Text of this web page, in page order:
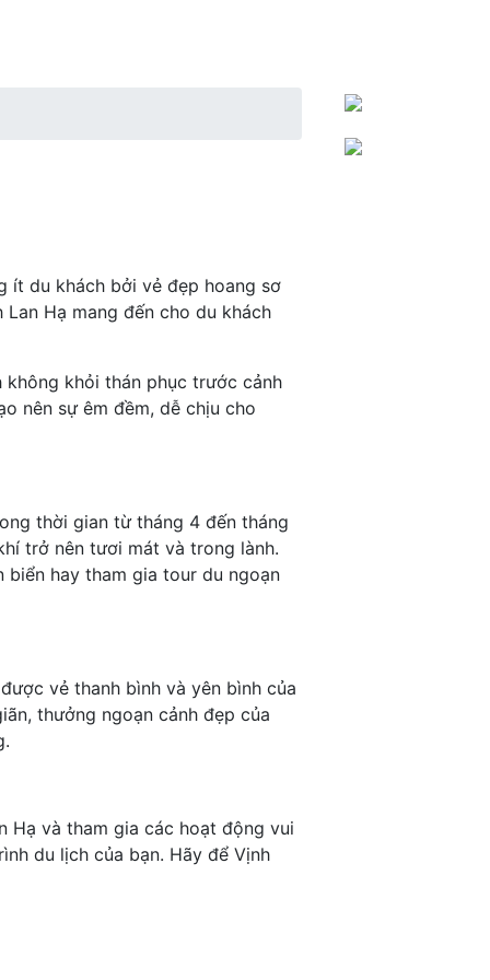
ít du khách bởi vẻ đẹp hoang sơ
Hạ mang đến cho du khách
không khỏi thán phục trước cảnh
nên sự êm đềm, dễ chịu cho
thời gian từ tháng 4 đến tháng
trở nên tươi mát và trong lành.
hay tham gia tour du ngoạn
vẻ thanh bình và yên bình của
thưởng ngoạn cảnh đẹp của
Hạ và tham gia các hoạt động vui
du lịch của bạn. Hãy để Vịnh